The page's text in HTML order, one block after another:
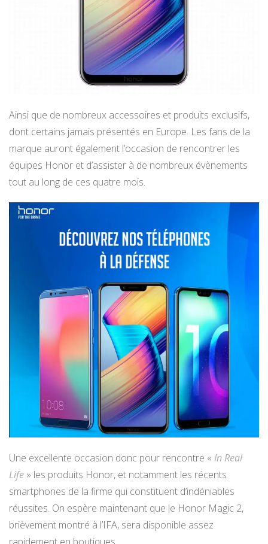
Ainsi que de nombreux accessoires et produits exclusifs,
dont certains jamais présentés en Europe. Les fans de la
marque auront également l’occasion de rencontrer les
équipes Honor et d’assister à de nombreux évènements
tout au long de ces quatre mois.
Une excellente occasion donc pour rencontre « In Real
Life » les produits Honor, et notamment les récents
smartphones de la firme qui constituent d’indéniables
réussites. On espère maintenant que le Honor Magic 2,
brièvement montré à l’IFA, sera disponible assez